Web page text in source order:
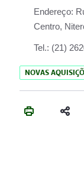
Endereço:
Centro,
Tel.: (21)
NOVAS